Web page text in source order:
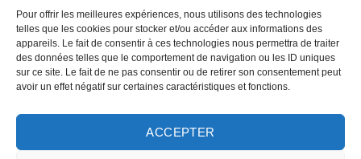
Pour offrir les meilleures expériences, nous utilisons des technologies
telles que les cookies pour stocker et/ou accéder aux informations des
appareils. Le fait de consentir à ces technologies nous permettra de traiter
des données telles que le comportement de navigation ou les ID uniques
sur ce site. Le fait de ne pas consentir ou de retirer son consentement peut
avoir un effet négatif sur certaines caractéristiques et fonctions.
ACCEPTER
NOS SERVICES
Magasins de Ravel
Questions Fréquemments Posées